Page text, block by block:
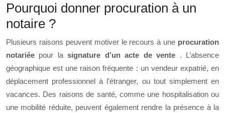
Pourquoi donner procuration à un
notaire ?
Plusieurs raisons peuvent motiver le recours à une procuration
notariée pour lasignature d’un acte de vente . L’absence
géographique est une raison fréquente : un vendeur expatrié, en
déplacement professionnel à l’étranger, ou tout simplement en
vacances. Des raisons de santé, comme une hospitalisation ou
une mobilité réduite, peuvent également rendre la présence à la